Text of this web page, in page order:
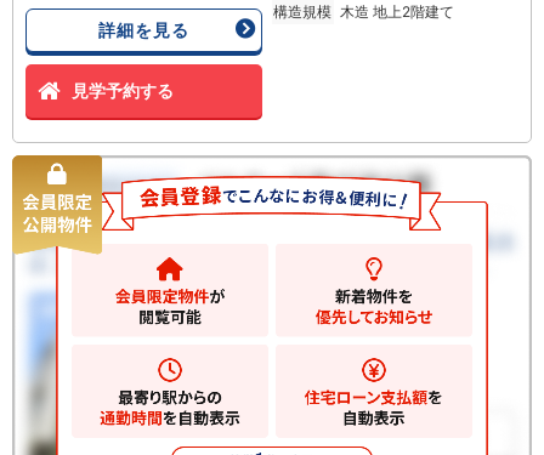
詳細を見る
見学予約する
構造規模 木造 地上2階建て